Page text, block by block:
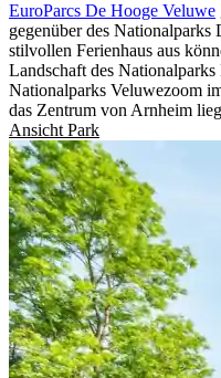
EuroParcs De Hooge Veluwe
gegenüber des
stilvollen Ferienhaus aus
Landschaft des
Nationalparks Veluwezoom
das Zentrum von Arnheim
Ansicht Park